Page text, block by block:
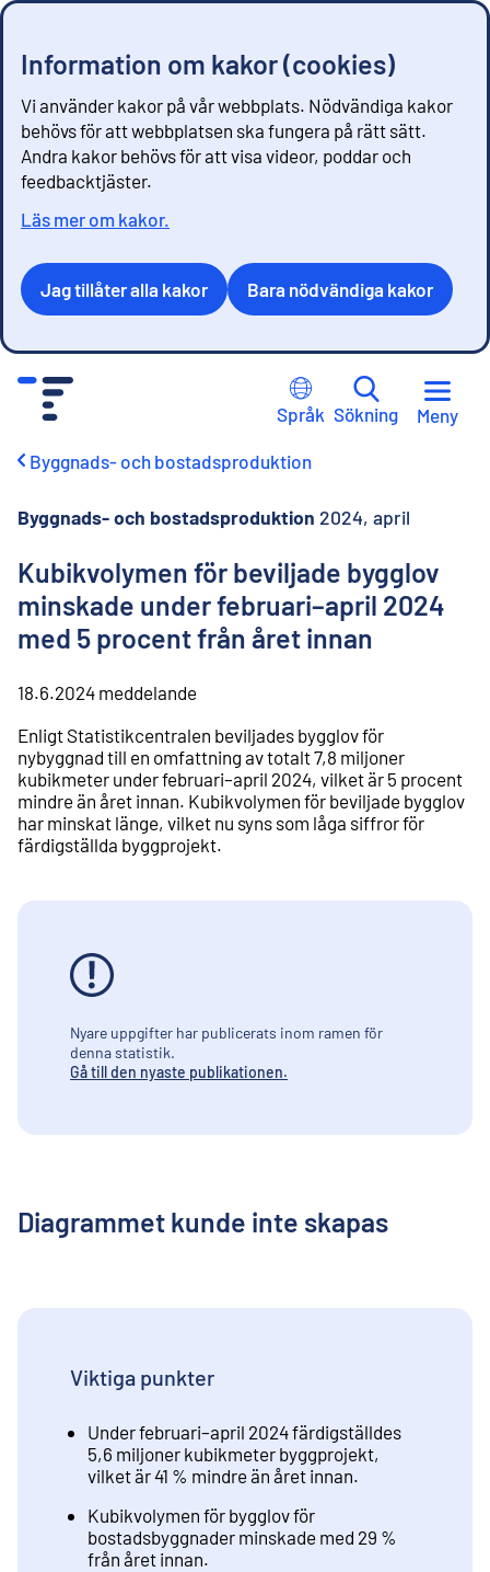
Information om kakor (cookies)
Vi använder kakor på vår webbplats. Nödvändiga kakor
behövs för att webbplatsen ska fungera på rätt sätt.
Andra kakor behövs för att visa videor, poddar och
feedbacktjäster.
Läs mer om kakor.
Jag tillåter alla kakor Bara nödvändiga kakor
Språk Sökning Meny
Byggnads- och bostadsproduktion
Byggnads- och bostadsproduktion 2024, april
Kubikvolymen för beviljade bygglov
minskade under februari–april 2024
med 5 procent från året innan
18.6.2024 meddelande
Enligt Statistikcentralen beviljades bygglov för
nybyggnad till en omfattning av totalt 7,8 miljoner
kubikmeter under februari–april 2024, vilket är 5 procent
mindre än året innan. Kubikvolymen för beviljade bygglov
har minskat länge, vilket nu syns som låga siffror för
färdigställda byggprojekt.
Nyare uppgifter har publicerats inom ramen för
denna statistik.
Gå till den nyaste publikationen.
Diagrammet kunde inte skapas
Viktiga punkter
Under februari–april 2024 färdigställdes
5,6 miljoner kubikmeter byggprojekt,
vilket är 41 % mindre än året innan.
Kubikvolymen för bygglov för
bostadsbyggnader minskade med 29 %
från året innan.